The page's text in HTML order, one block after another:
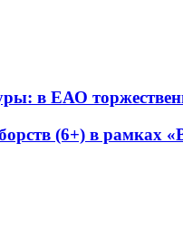
в ЕАО
(6+) в рамках